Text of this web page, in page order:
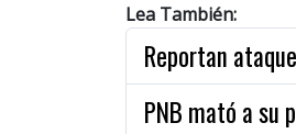
Lea También:
Reportan
PNB mató a su